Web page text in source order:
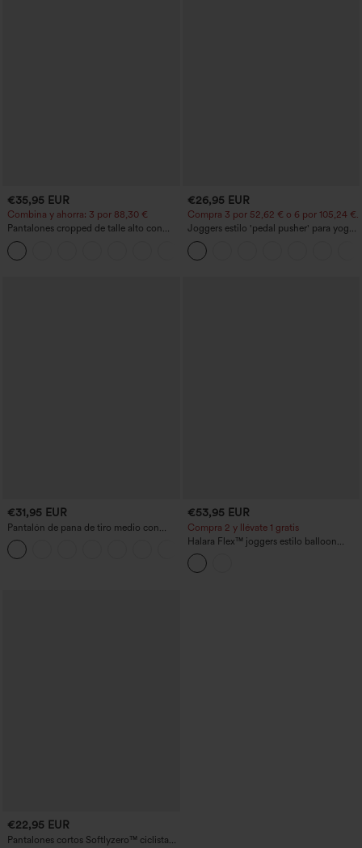
€35,95 EUR
Combina y ahorra: 3 por 88,30 €
Pantalones cropped de talle alto con
bolsillos con cremallera y efecto lino
€26,95 EUR
Compra 3 por 52,62 € o 6 por 105,24 €.
Joggers estilo 'pedal pusher' para yoga
de talle alto, fruncidos y jaspeados, con
bolsillos
€31,95 EUR
Pantalón de pana de tiro medio con
cremallera
+7
€53,95 EUR
Compra 2 y llévate 1 gratis
Halara Flex™ joggers estilo balloon
casual en denim de tiro medio con
bolsillos
€22,95 EUR
Pantalones cortos Softlyzero™ ciclista